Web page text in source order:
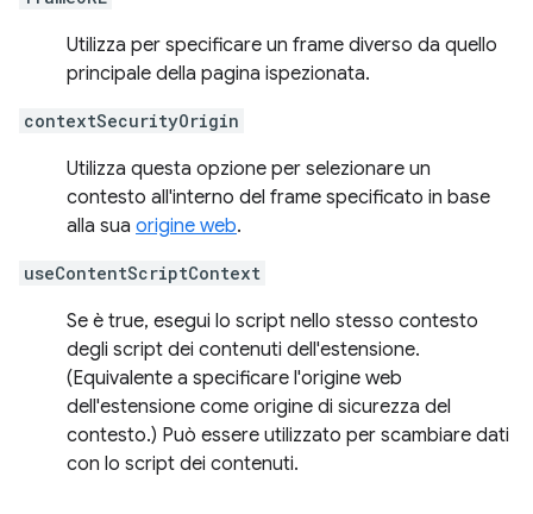
Utilizza per specificare un frame diverso da quello
principale della pagina ispezionata.
contextSecurityOrigin
Utilizza questa opzione per selezionare un
contesto all'interno del frame specificato in base
alla sua origine web.
useContentScriptContext
Se è true, esegui lo script nello stesso contesto
degli script dei contenuti dell'estensione.
(Equivalente a specificare l'origine web
dell'estensione come origine di sicurezza del
contesto.) Può essere utilizzato per scambiare dati
con lo script dei contenuti.